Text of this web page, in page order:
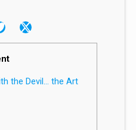
the Devil… the Art